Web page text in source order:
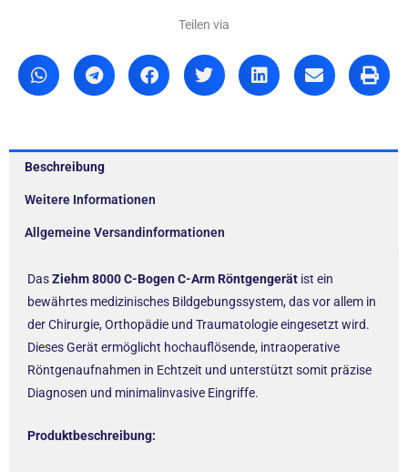
Teilen via
Beschreibung
Weitere Informationen
Allgemeine Versandinformationen
DasZiehm 8000 C-Bogen C-Arm Röntgengerät ist ein
bewährtes medizinisches Bildgebungssystem, das vor allem in
der Chirurgie, Orthopädie und Traumatologie eingesetzt wird.
Dieses Gerät ermöglicht hochauflösende, intraoperative
Röntgenaufnahmen in Echtzeit und unterstützt somit präzise
Diagnosen und minimalinvasive Eingriffe.
Produktbeschreibung: